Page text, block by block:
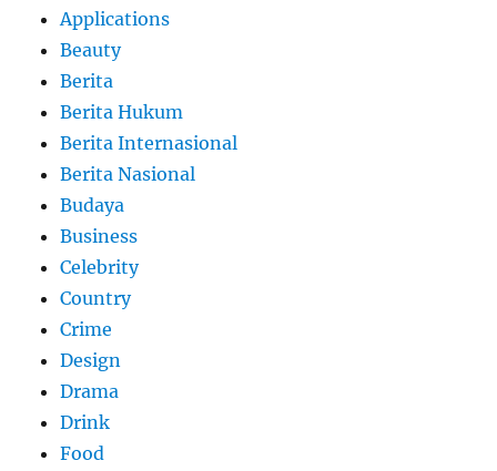
Applications
Beauty
Berita
Berita Hukum
Berita Internasional
Berita Nasional
Budaya
Business
Celebrity
Country
Crime
Design
Drama
Drink
Food